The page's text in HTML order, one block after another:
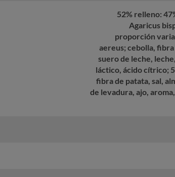
52% relleno:
Agaricus
proporción
aereus; cebolla,
suero de leche,
láctico, ácido cítrico;
fibra de patata, sal,
de levadura, ajo,